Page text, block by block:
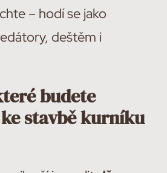
– hodí se jako
deštěm i
budete
stavbě kurníku